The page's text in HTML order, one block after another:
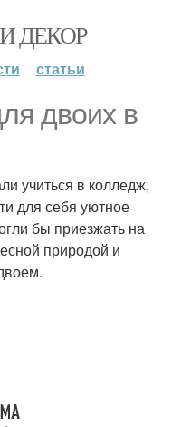
ДЕКОР
статьи
двоих в
учиться в колледж,
для себя уютное
бы приезжать на
природой и